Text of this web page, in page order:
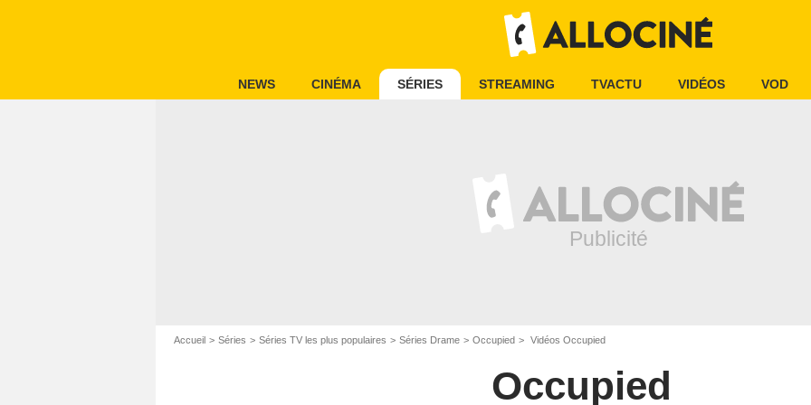
NEWS CINÉMA SÉRIES STREAMING TVACTU VIDÉOS VOD
Accueil Séries Séries TV les plus populaires Séries Drame Occupied Vidéos Occupied
Occupied